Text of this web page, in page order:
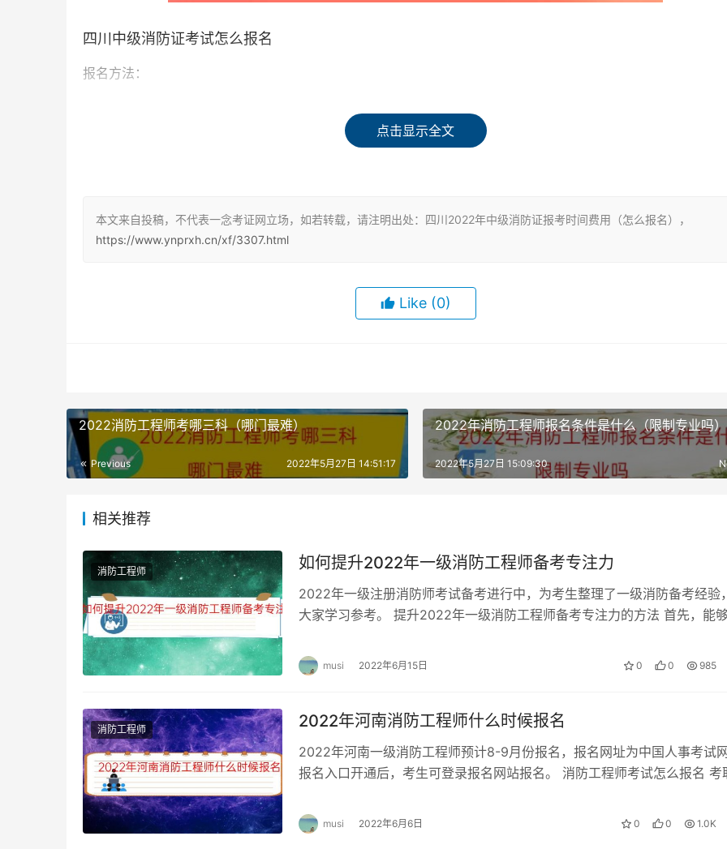
四川中级消防证考试怎么报名
报名方法：
1、本地的消防协会网站或特有工种职业技能鉴定站；
2、通过当地鉴定站承认的培训机构，由机构进行集体报名，本人无需出面。
需材料发生了改变，报名流程变得更加复杂。
所以建议大家还是找培训机构统一报名。值得一提的是，消防证的考试时间是一个周期，持续约一个月，所以报名
并有资格证书。
更多的职业方向
更多，就业范围更广。
申请技能提升补贴
企业员工获得了初级、中级、高级不同等级的职业资格证书，或者是取得了职业技能等级证书，可以申请技能提
贴。
点击显示全文
本文来自投稿，不代表一念考证网立场，如若转载，请注明出处：四川2022年中级消防证报考时间费用（怎么报名），
https://www.ynprxh.cn/xf/3307.html
Like (0)
2022消防工程师考哪三科（哪门最难）
Previous 2022年5月27日 14:51:17
2022年消防工程师报名条件是什么（限制专业吗）
2022年5月27日 15:09:30
相关推荐
消防工程师 如何提升2022年一级消防工程师备考专注力
2022年一级注册消防师考试备考进行中，为考生整理了一级消防备考经验
大家学习参考。 提升2022年一级消防工程师备考专注力的方法 首先，能
musi 2022年6月15日 0 0 985
消防工程师 2022年河南消防工程师什么时候报名
2022年河南一级消防工程师预计8-9月份报名，报名网址为中国人事考试网
报名入口开通后，考生可登录报名网站报名。 消防工程师考试怎么报名 考
musi 2022年6月6日 0 0 1.0K